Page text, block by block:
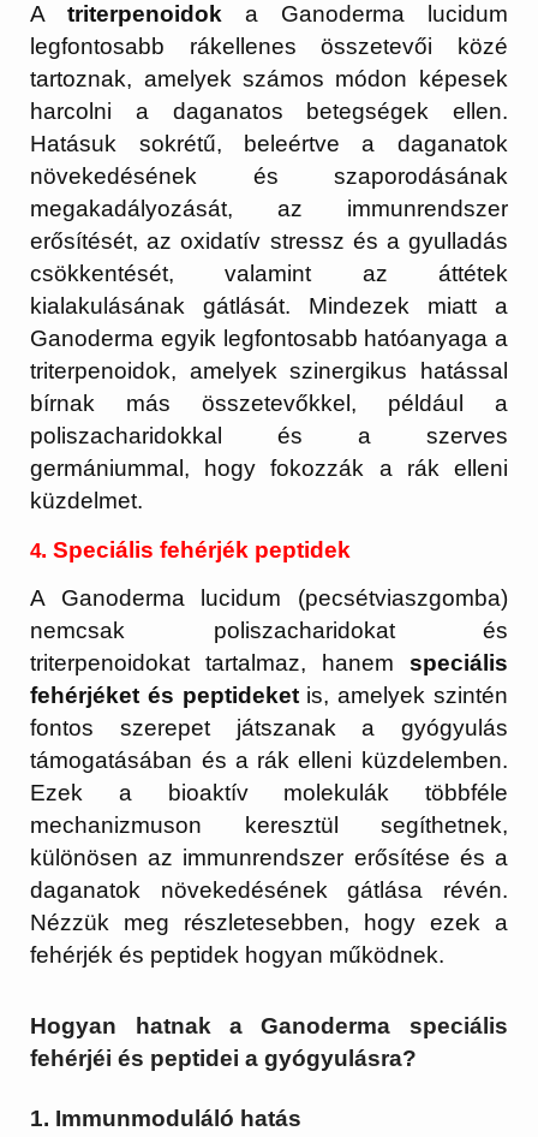
Atriterpenoidok a Ganoderma lucidum
legfontosabb rákellenes összetevői közé
tartoznak, amelyek számos módon képesek
harcolni a daganatos betegségek ellen.
Hatásuk sokrétű, beleértve a daganatok
növekedésének és szaporodásának
megakadályozását, az immunrendszer
erősítését, az oxidatív stressz és a gyulladás
csökkentését, valamint az áttétek
kialakulásának gátlását. Mindezek miatt a
Ganoderma egyik legfontosabb hatóanyaga a
triterpenoidok, amelyek szinergikus hatással
bírnak más összetevőkkel, például a
poliszacharidokkal és a szerves
germániummal, hogy fokozzák a rák elleni
küzdelmet.
4. Speciális fehérjék peptidek
A Ganoderma lucidum (pecsétviaszgomba)
nemcsak poliszacharidokat és
triterpenoidokat tartalmaz, hanem speciális
fehérjéket és peptideketis, amelyek szintén
fontos szerepet játszanak a gyógyulás
támogatásában és a rák elleni küzdelemben.
Ezek a bioaktív molekulák többféle
mechanizmuson keresztül segíthetnek,
különösen az immunrendszer erősítése és a
daganatok növekedésének gátlása révén.
Nézzük meg részletesebben, hogy ezek a
fehérjék és peptidek hogyan működnek.
Hogyan hatnak a Ganoderma speciális
fehérjéi és peptidei a gyógyulásra?
1. Immunmoduláló hatás